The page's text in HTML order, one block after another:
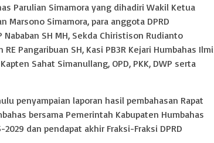
Parulian Simamora yang dihadiri Wakil Ketua
Marsono Simamora, para anggota DPRD
SH MH, Sekda Chiristison Rudianto
Pangaribuan SH, Kasi PB3R Kejari Humbahas Ilmi
Sahat Simanullang, OPD, PKK, DWP serta
penyampaian laporan hasil pembahasan Rapat
bersama Pemerintah Kabupaten Humbahas
dan pendapat akhir Fraksi-Fraksi DPRD